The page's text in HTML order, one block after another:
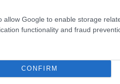
allow Google to enable storage
functionality and fraud
CONFIRM